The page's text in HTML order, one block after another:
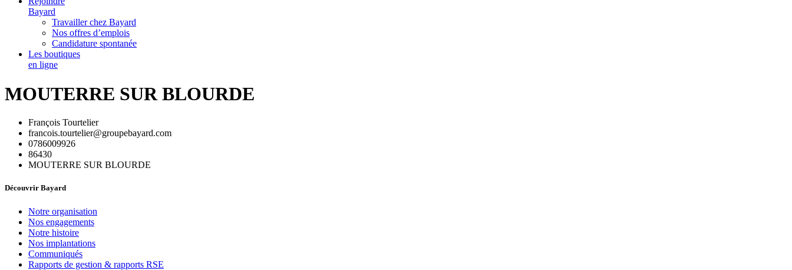
Bayard
Travailler chez Bayard
Nos offres d’emplois
Candidature spontanée
Les boutiques
en ligne
MOUTERRE SUR BLOURDE
François Tourtelier
francois.tourtelier@groupebayard.com
0786009926
86430
MOUTERRE SUR BLOURDE
Découvrir Bayard
Notre organisation
Nos engagements
Notre histoire
Nos implantations
Communiqués
Rapports de gestion & rapports RSE